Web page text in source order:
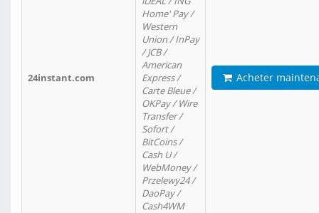
24instant.com
Home' Pay /
Western
Union / InPay
/ JCB /
American
Express /
Carte Bleue /
OKPay / Wire
Transfer /
Sofort /
BitCoins /
Cash U /
WebMoney /
Przelewy24 /
DaoPay /
Cash4WM
Acheter